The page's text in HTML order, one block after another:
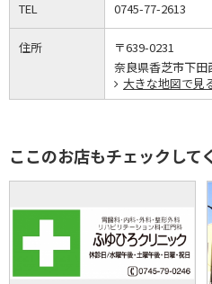
TEL 0745-77-2613
住所
〒639-0231
奈良県香芝市下田
大きな地図で見
ここのお店もチェックして